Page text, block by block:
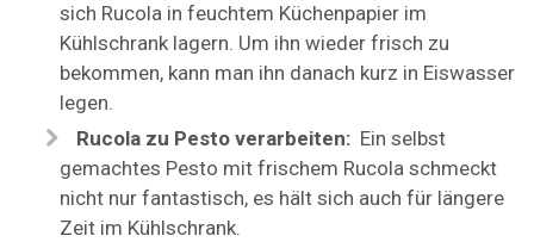
sich Rucola in feuchtem Küchenpapier im
Kühlschrank lagern. Um ihn wieder frisch zu
bekommen, kann man ihn danach kurz in Eiswasser
legen.
Rucola zu Pesto verarbeiten: Ein selbst
gemachtes Pesto mit frischem Rucola schmeckt
nicht nur fantastisch, es hält sich auch für längere
Zeit im Kühlschrank.